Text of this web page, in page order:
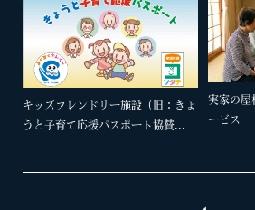
キッズフレンドリー施設（旧：きょ
うと子育て応援パスポート協賛...
実家の
ービス